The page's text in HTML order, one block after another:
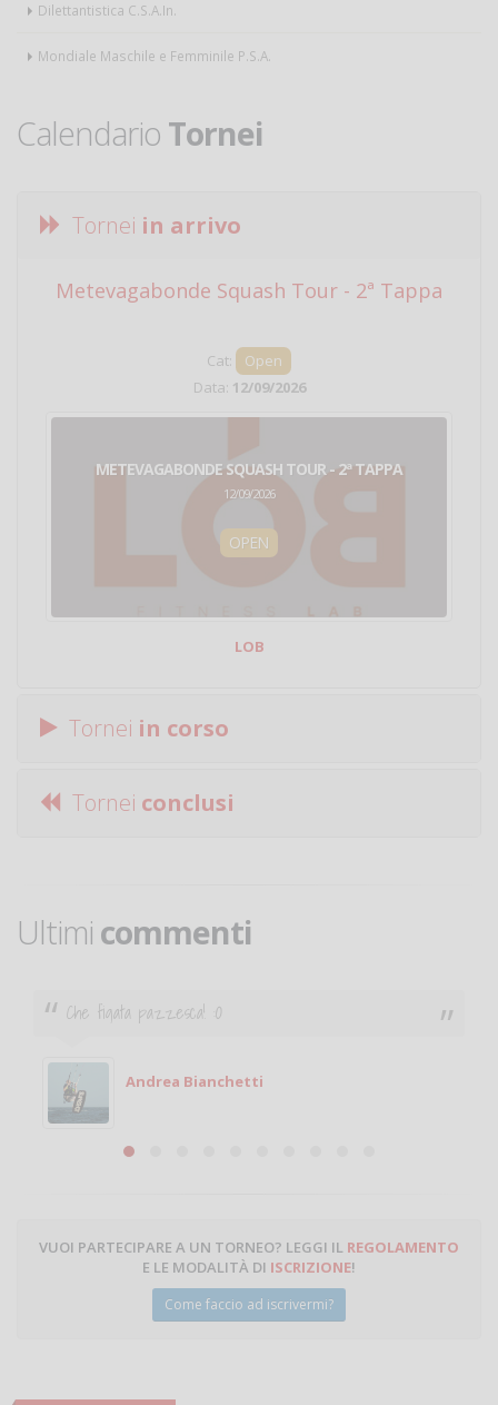
Dilettantistica C.S.A.In.
Mondiale Maschile e Femminile P.S.A.
Calendario Tornei
Tornei in arrivo
Metevagabonde Squash Tour - 2ª Tappa
Cat:
Open
Data: 12/09/2026
METEVAGABONDE SQUASH TOUR - 2ª TAPPA
12/09/2026
OPEN
LOB
Tornei in corso
Tornei conclusi
Ultimi commenti
Che figata pazzesca! :O
Andrea Bianchetti
VUOI PARTECIPARE A UN TORNEO? LEGGI IL REGOLAMENTO
E LE MODALITÀ DI ISCRIZIONE!
Come faccio ad iscrivermi?